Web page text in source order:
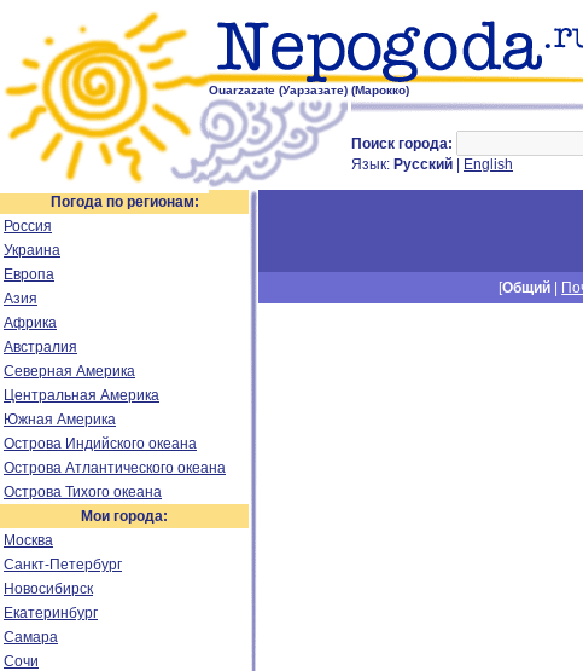
Ouarzazate (Уарзазате) (Марокко)
Поиск города:
Язык: Русский English
Погода по регионам:
Россия
Украина
Европа
Азия
Африка
Австралия
Северная Америка
Центральная Америка
Южная Америка
Острова Индийского океана
Острова Атлантического океана
Острова Тихого океана
Мои города:
Москва
Санкт-Петербург
Новосибирск
Екатеринбург
Самара
Сочи
[Общий